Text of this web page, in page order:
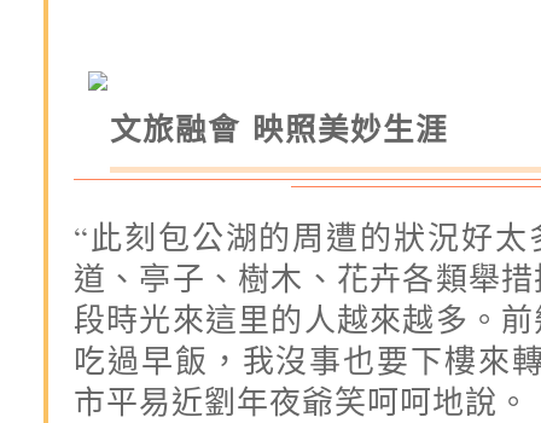
文旅融會 映照美妙生涯
“此刻包公湖的周遭的狀況好
道、亭子、樹木、花卉各類舉
段時光來這里的人越來越多。
吃過早飯，我沒事也要下樓來
市平易近劉年夜爺笑呵呵地說。